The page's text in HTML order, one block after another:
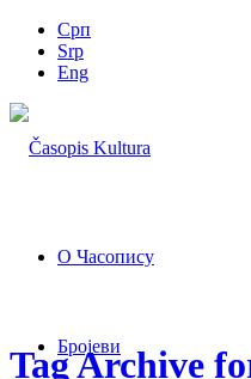
Срп
Srp
Eng
О Часопису
Бројеви
Tag Archive